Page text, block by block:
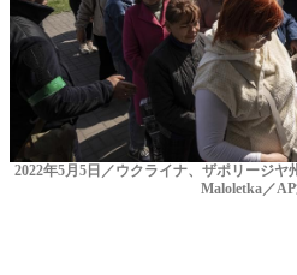
2022年5月5日／ウクライナ、ザポリージ
Maloletka／AP